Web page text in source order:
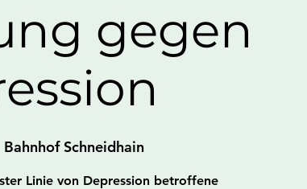
gegen
Bahnhof Schneidhain
Linie von Depression betroffene